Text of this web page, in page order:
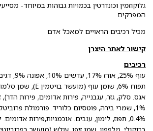
גלוקוזמין וכונדרטין בכמויות גבוהות במיוחד-
המפרקים.
מכיל רכיבים הראויים למאכל אדם
קישור לאתר היצרן
רכיבים
אגס. סלק, גזר, עגבנייה, פירות אדומים, פירות הדר),
1%, שמרי בירה, פוטסיום כלוריד. פורמולת
0.4%, תפוז, לימון, ענבים. אוכמניות,פירות